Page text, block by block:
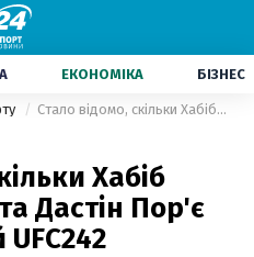
ЕКОНОМІКА БІЗНЕС
Стало відомо, скільки Хабіб Нурмагомедов та Дастін Пор'є заробили за бій UFC242
Хабіб
Дастін Пор'є